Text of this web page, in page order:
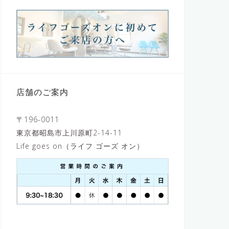
店舗のご案内
〒196-0011
東京都昭島市上川原町2-14-11
Life goes on（ライフ ゴーズ オン）